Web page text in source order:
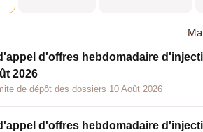
d'offres hebdomadaire
2026
de dépôt des dossiers 10 Août 2026
d'offres hebdomadaire